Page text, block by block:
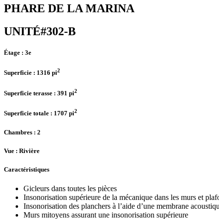
PHARE DE LA MARINA
UNITÉ#302-B
Étage : 3e
Superficie : 1316 pi2
Superficie terasse : 391 pi2
Superficie totale : 1707 pi2
Chambres : 2
Vue : Rivière
Caractéristiques
Gicleurs dans toutes les pièces
Insonorisation supérieure de la mécanique dans les murs et
Insonorisation des planchers à l’aide d’une membrane
Murs mitoyens assurant une insonorisation supérieure